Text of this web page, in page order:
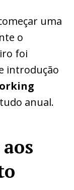
uma
o
foi
introdução
anual.